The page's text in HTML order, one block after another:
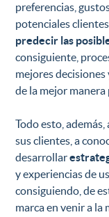
preferencias,
potenciales
predecir las
consiguiente,
mejores decisiones
de la mejor manera
Todo esto, además,
sus clientes, a
desarrollar
y experiencias de
consiguiendo, de
marca en venir a la